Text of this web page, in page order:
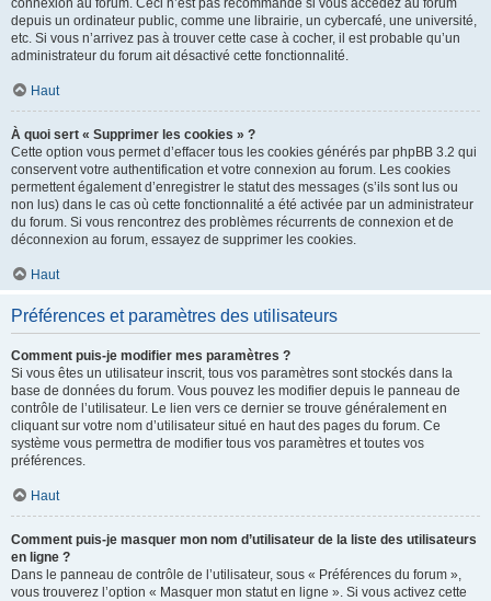
connexion au forum. Ceci n’est pas recommandé si vous accédez au forum
depuis un ordinateur public, comme une librairie, un cybercafé, une université,
etc. Si vous n’arrivez pas à trouver cette case à cocher, il est probable qu’un
administrateur du forum ait désactivé cette fonctionnalité.
Haut
À quoi sert « Supprimer les cookies » ?
Cette option vous permet d’effacer tous les cookies générés par phpBB 3.2 qui
conservent votre authentification et votre connexion au forum. Les cookies
permettent également d’enregistrer le statut des messages (s’ils sont lus ou
non lus) dans le cas où cette fonctionnalité a été activée par un administrateur
du forum. Si vous rencontrez des problèmes récurrents de connexion et de
déconnexion au forum, essayez de supprimer les cookies.
Haut
Préférences et paramètres des utilisateurs
Comment puis-je modifier mes paramètres ?
Si vous êtes un utilisateur inscrit, tous vos paramètres sont stockés dans la
base de données du forum. Vous pouvez les modifier depuis le panneau de
contrôle de l’utilisateur. Le lien vers ce dernier se trouve généralement en
cliquant sur votre nom d’utilisateur situé en haut des pages du forum. Ce
système vous permettra de modifier tous vos paramètres et toutes vos
préférences.
Haut
Comment puis-je masquer mon nom d’utilisateur de la liste des utilisateurs
en ligne ?
Dans le panneau de contrôle de l’utilisateur, sous « Préférences du forum »,
vous trouverez l’option « Masquer mon statut en ligne ». Si vous activez cette